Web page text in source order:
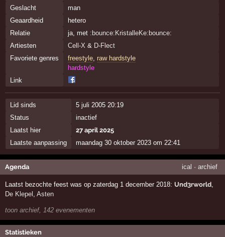
Geslacht
man
Geaardheid
hetero
Relatie
ja, met :bounce:KristalleKe:bounce:
Artiesten
Cell-X & D-Flect
Favoriete genres
freestyle, raw hardstyle
hardstyle
Link
Lid sinds
5 juli 2005 20:19
Status
inactief
Laatst hier
27 april 2025
Laatste aanpassing
maandag 30 oktober 2023 om 22:41
Agenda ical · archief
Laatst bezochte feest was op zaterdag 1 december 2018:Und3rworld
De Klepel
,Asten
toon archief, 142 evenementen
Statistieken